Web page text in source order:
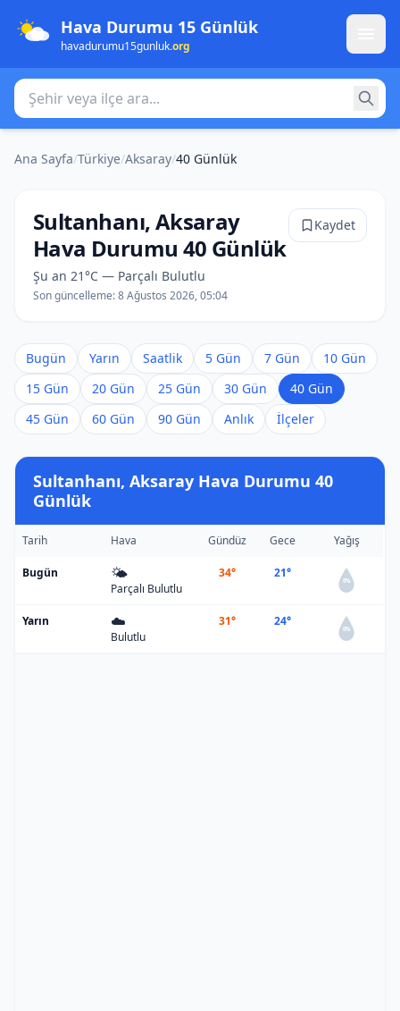
Hava Durumu 15 Günlük
havadurumu15gunluk.org
Şehir veya ilçe ara
Ana Sayfa/Türkiye/Aksaray/40 Günlük
Sultanhanı, Aksaray
Hava Durumu 40 Günlük
Şu an 21°C — Parçalı Bulutlu
Son güncelleme:8 Ağustos 2026, 05:04
Kaydet
Bugün Yarın Saatlik 5 Gün 7 Gün
10 Gün
15 Gün
20 Gün 25 Gün 30 Gün
40 Gün
45 Gün
60 Gün 90 Gün Anlık İlçeler
Sultanhanı, Aksaray Hava Durumu 40
Günlük
Tarih Hava Gündüz Gece Yağış
Bugün 🌤️
Parçalı Bulutlu
34° 21°
0%
Yarın ☁️
Bulutlu
31° 24°
0%